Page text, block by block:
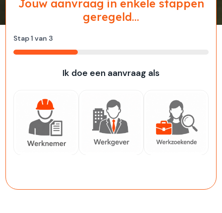
Jouw aanvraag in enkele stappen
geregeld...
Stap1 van 3
33%
Ik doe een aanvraag als